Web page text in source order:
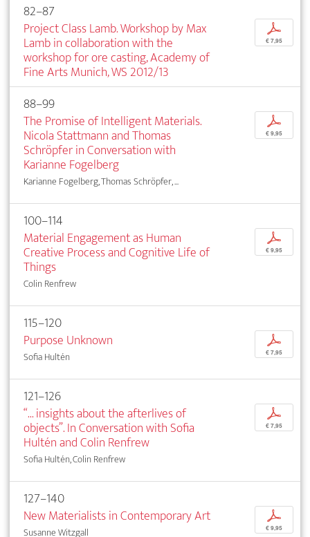
82–87
Project Class Lamb. Workshop by Max
Lamb in collaboration with the
workshop for ore casting, Academy of
Fine Arts Munich, WS 2012/13
p
€ 7,95
88–99
The Promise of Intelligent Materials.
Nicola Stattmann and Thomas
Schröpfer in Conversation with
Karianne Fogelberg
Karianne Fogelberg, Thomas Schröpfer, ...
p
€ 9,95
100–114
Material Engagement as Human
Creative Process and Cognitive Life of
Things
Colin Renfrew
p
€ 9,95
115–120
Purpose Unknown
Sofia Hultén
p
€ 7,95
121–126
“... insights about the afterlives of
objects”. In Conversation with Sofia
Hultén and Colin Renfrew
Sofia Hultén, Colin Renfrew
p
€ 7,95
127–140
New Materialists in Contemporary Art
Susanne Witzgall
p
€ 9,95